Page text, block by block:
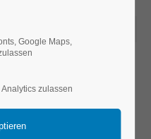
in
angespannte
Google Maps,
zulassen